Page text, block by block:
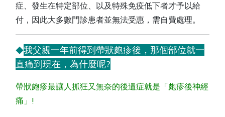
症、發生在特定部位、以及特殊免疫低下者才予以給
付，因此大多數門診患者並無法受惠，需自費處理。
◆我父親一年前得到帶狀皰疹後，那個部位就一
直痛到現在，為什麼呢?
帶狀皰疹最讓人抓狂又無奈的後遺症就是「皰疹後神經
痛」!